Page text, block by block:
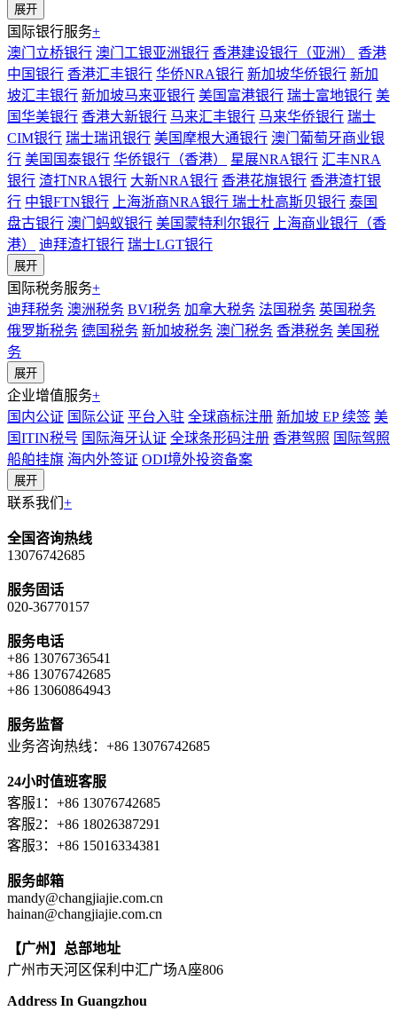
展开
国际银行服务+
澳门立桥银行 澳门工银亚洲银行 香港建设银行（亚洲）
香港
中国银行 香港汇丰银行 华侨NRA银行 新加坡华侨银行 新加
坡汇丰银行 新加坡马来亚银行 美国富港银行 瑞士富地银行 美
国华美银行 香港大新银行 马来汇丰银行 马来华侨银行 瑞士
CIM银行 瑞士瑞讯银行 美国摩根大通银行 澳门葡萄牙商业银
行 美国国泰银行 华侨银行（香港） 星展NRA银行 汇丰NRA
银行 渣打NRA银行 大新NRA银行 香港花旗银行 香港渣打银
行 中银FTN银行 上海浙商NRA银行 瑞士杜高斯贝银行 泰国
盘古银行 澳门蚂蚁银行 美国蒙特利尔银行
上海商业银行（香
港）
迪拜渣打银行 瑞士LGT银行
展开
国际税务服务+
迪拜税务 澳洲税务 BVI税务 加拿大税务 法国税务 英国税务
俄罗斯税务 德国税务 新加坡税务 澳门税务 香港税务 美国税
务
展开
企业增值服务+
国内公证 国际公证 平台入驻 全球商标注册 新加坡 EP 续签 美
国ITIN税号 国际海牙认证 全球条形码注册 香港驾照 国际驾照
船舶挂旗 海内外签证 ODI境外投资备案
展开
联系我们 +
全国咨询热线
13076742685
服务固话
020-36770157
服务电话
+86 13076736541
+86 13076742685
+86 13060864943
服务监督
业务咨询热线：+86 13076742685
24小时值班客服
客服1：+86 13076742685
客服2：+86 18026387291
客服3：+86 15016334381
服务邮箱
mandy@changjiajie.com.cn
hainan@changjiajie.com.cn
【广州】总部地址
广州市天河区保利中汇广场A座806
Address In Guangzhou